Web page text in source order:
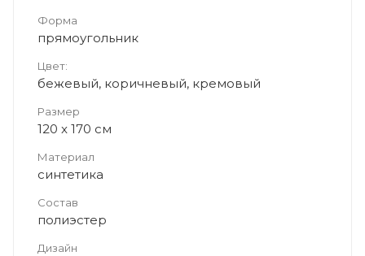
Форма
прямоугольник
Цвет:
бежевый, коричневый, кремовый
Размер
120 x 170 см
Материал
синтетика
Состав
полиэстер
Дизайн